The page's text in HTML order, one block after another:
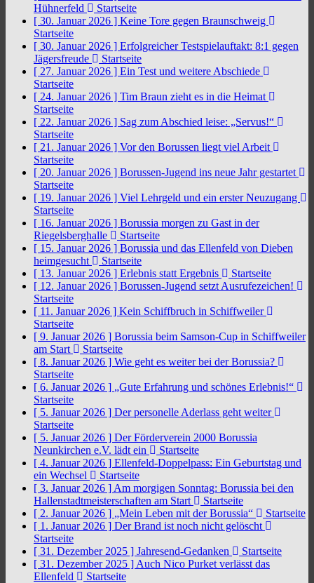
Hühnerfeld
Startseite
[ 30. Januar 2026 ] Keine Tore gegen Braunschweig
Startseite
[ 30. Januar 2026 ] Erfolgreicher Testspielauftakt: 8:1 gegen
Jägersfreude
Startseite
[ 27. Januar 2026 ] Ein Test und weitere Abschiede
Startseite
[ 24. Januar 2026 ] Tim Braun zieht es in die Heimat
Startseite
[ 22. Januar 2026 ] Sag zum Abschied leise: „Servus!“
Startseite
[ 21. Januar 2026 ] Vor den Borussen liegt viel Arbeit
Startseite
[ 20. Januar 2026 ] Borussen-Jugend ins neue Jahr gestartet
Startseite
[ 19. Januar 2026 ] Viel Lehrgeld und ein erster Neuzugang
Startseite
[ 16. Januar 2026 ] Borussia morgen zu Gast in der
Riegelsberghalle
Startseite
[ 15. Januar 2026 ] Borussia und das Ellenfeld von Dieben
heimgesucht
Startseite
[ 13. Januar 2026 ] Erlebnis statt Ergebnis
Startseite
[ 12. Januar 2026 ] Borussen-Jugend setzt Ausrufezeichen!
Startseite
[ 11. Januar 2026 ] Kein Schiffbruch in Schiffweiler
Startseite
[ 9. Januar 2026 ] Borussia beim Samson-Cup in Schiffweiler
am Start
Startseite
[ 8. Januar 2026 ] Wie geht es weiter bei der Borussia?
Startseite
[ 6. Januar 2026 ] „Gute Erfahrung und schönes Erlebnis!“
Startseite
[ 5. Januar 2026 ] Der personelle Aderlass geht weiter
Startseite
[ 5. Januar 2026 ] Der Förderverein 2000 Borussia
Neunkirchen e.V. lädt ein
Startseite
[ 4. Januar 2026 ] Ellenfeld-Doppelpass: Ein Geburtstag und
ein Wechsel
Startseite
[ 3. Januar 2026 ] Am morgigen Sonntag: Borussia bei den
Hallenstadtmeisterschaften am Start
Startseite
[ 2. Januar 2026 ] „Mein Leben mit der Borussia“
Startseite
[ 1. Januar 2026 ] Der Brand ist noch nicht gelöscht
Startseite
[ 31. Dezember 2025 ] Jahresend-Gedanken
Startseite
[ 31. Dezember 2025 ] Auch Nico Purket verlässt das
Ellenfeld
Startseite